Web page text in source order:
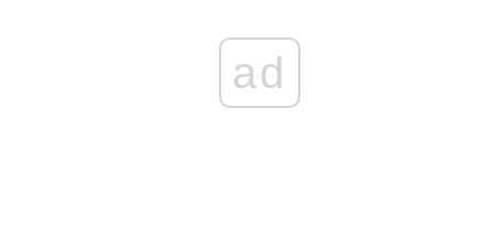
ad